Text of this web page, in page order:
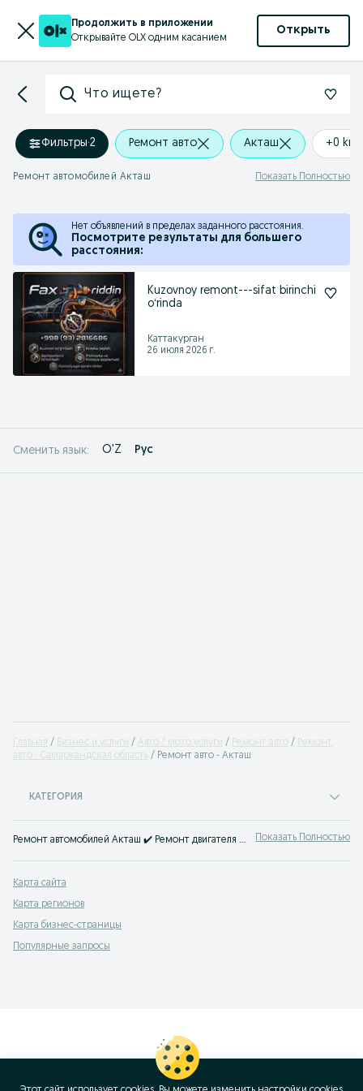
Продолжить в приложении
Открывайте OLX одним касанием
Открыть
Что ищете?
Фильтры·2 Ремонт авто Акташ +0 km
Ремонт автомобилей Акташ Показать Полностью
Нет объявлений в пределах заданного расстояния.
Посмотрите результаты для большего
расстояния:
Kuzovnoy remont---sifat birinchi
oʻrinda
Каттакурган
26 июля 2026 г.
Сменить язык: O'Z Рус
Главная Бизнес и услуги Авто / мото услуги Ремонт авто
Ремонт
авто - Самаркандская область
Ремонт авто - Акташ
КАТЕГОРИЯ
Ремонт автомобилей Акташ ✔️ Ремонт двигателя и ходовой, установка ГБО, заправка кондиционеров и другое ⭐ Выгодные цены на авто услуги на OLX.uz! Показать Полностью
Карта сайта
Карта регионов
Карта бизнес-страницы
Популярные запросы